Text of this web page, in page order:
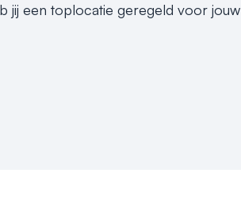
jij een toplocatie geregeld voor jouw